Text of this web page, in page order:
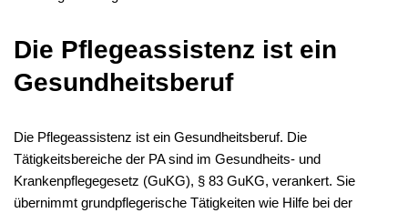
Die Pflegeassistenz ist ein
Gesundheitsberuf
Die Pflegeassistenz ist ein Gesundheitsberuf. Die
Tätigkeitsbereiche der PA sind im Gesundheits- und
Krankenpflegegesetz (GuKG), § 83 GuKG, verankert. Sie
übernimmt grundpflegerische Tätigkeiten wie Hilfe bei der